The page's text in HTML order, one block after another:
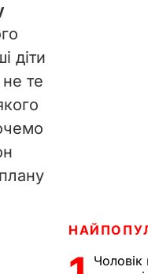
діти
не те
Чоловік